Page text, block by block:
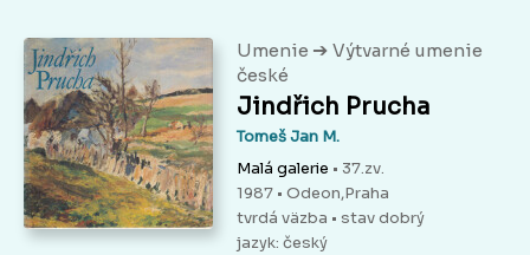
Umenie ➔ Výtvarné umenie
české
Jindřich Prucha
Tomeš Jan M.
Malá galerie • 37.zv.
1987 • Odeon,Praha
tvrdá väzba • stav dobrý
jazyk: český